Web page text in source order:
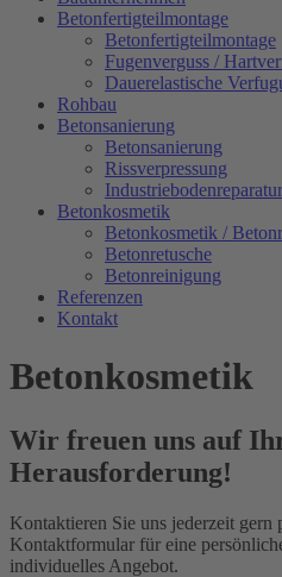
Betonfertigteilmontage
Betonfertigteilmontage
Fugenverguss /
Dauerelastische
Rohbau
Betonsanierung
Betonsanierung
Rissverpressung
Industriebodenreparatur
Betonkosmetik
Betonkosmetik /
Betonretusche
Betonreinigung
Referenzen
Kontakt
Betonkosmetik
Wir freuen uns auf
Herausforderung!
Kontaktieren Sie uns jederzeit gern
Kontaktformular für eine
individuelles Angebot.